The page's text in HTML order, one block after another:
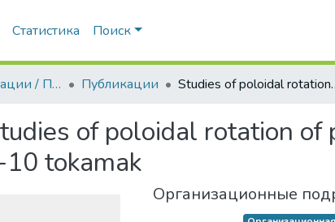
Статистика Поиск
Научные публикации / Препринты Публикации Studies of poloidal
of poloidal rotation
tokamak
Организационные